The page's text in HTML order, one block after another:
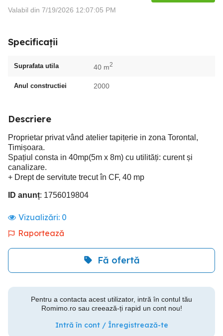
Valabil din 7/19/2026 12:07:05 PM
Specificații
Suprafata utila 40 m2
Anul constructiei 2000
Descriere
Proprietar privat vând atelier tapițerie in zona Torontal,
Timișoara.
Spațiul consta in 40mp(5m x 8m) cu utilități: curent și
canalizare.
+ Drept de servitute trecut în CF, 40 mp
ID anunț: 1756019804
Vizualizări: 0
Raportează
Fă ofertă
Pentru a contacta acest utilizator, intră în contul tău
Romimo.ro sau creează-ți rapid un cont nou!
Intră în cont / Înregistrează-te